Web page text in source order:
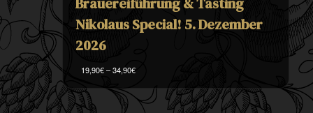
Nikolaus Special! 5. Dezember
2026
19,90€ – 34,90€